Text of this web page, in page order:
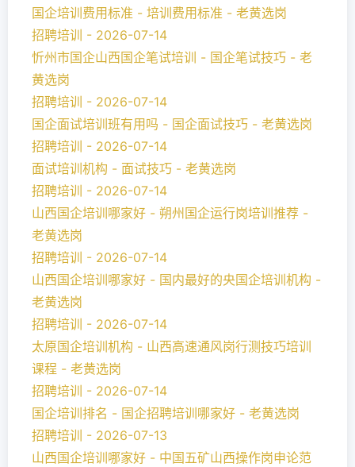
国企培训费用标准 - 培训费用标准 - 老黄选岗
招聘培训 - 2026-07-14
忻州市国企山西国企笔试培训 - 国企笔试技巧 - 老
黄选岗
招聘培训 - 2026-07-14
国企面试培训班有用吗 - 国企面试技巧 - 老黄选岗
招聘培训 - 2026-07-14
面试培训机构 - 面试技巧 - 老黄选岗
招聘培训 - 2026-07-14
山西国企培训哪家好 - 朔州国企运行岗培训推荐 -
老黄选岗
招聘培训 - 2026-07-14
山西国企培训哪家好 - 国内最好的央国企培训机构 -
老黄选岗
招聘培训 - 2026-07-14
太原国企培训机构 - 山西高速通风岗行测技巧培训
课程 - 老黄选岗
招聘培训 - 2026-07-14
国企培训排名 - 国企招聘培训哪家好 - 老黄选岗
招聘培训 - 2026-07-13
山西国企培训哪家好 - 中国五矿山西操作岗申论范